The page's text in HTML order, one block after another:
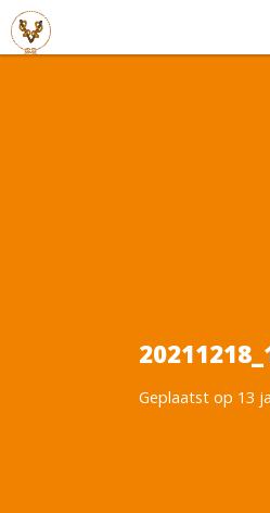
Geplaatst op 13